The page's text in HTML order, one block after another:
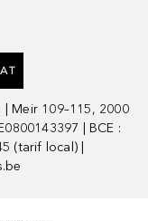
| Meir 109–115, 2000
| BCE :
(tarif local) |